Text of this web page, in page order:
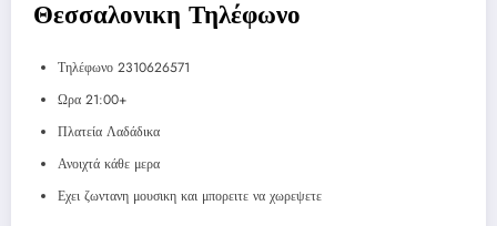
Θεσσαλονικη Τηλέφωνο
Τηλέφωνο 2310626571
Ωρα 21:00+
Πλατεία Λαδάδικα
Ανοιχτά κάθε μερα
Εχει ζωντανη μουσικη και μπορειτε να χωρεψετε